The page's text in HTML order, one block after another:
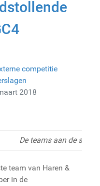
competitie
2018
De teams aan de start
team van Haren &
in de